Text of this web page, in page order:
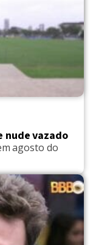
nude vazado
agosto do